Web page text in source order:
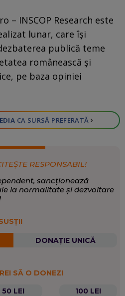
– INSCOP Research este
lunar, care își
publică teme
românească și
pe baza opiniei
CA SURSĂ PREFERATĂ ›
RESPONSABIL!
sancționează
la normalitate și dezvoltare
DONAȚIE UNICĂ
SĂ O DONEZI
50 LEI 100 LEI